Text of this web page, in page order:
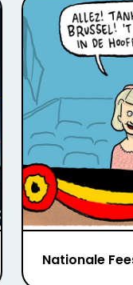
Nationale